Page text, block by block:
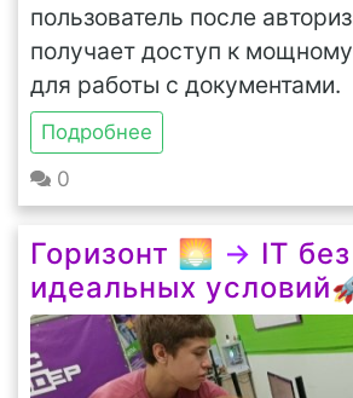
пользователь после
получает доступ к
для работы с документами.
Подробнее
0
Горизонт 🌅 → IT без
идеальных